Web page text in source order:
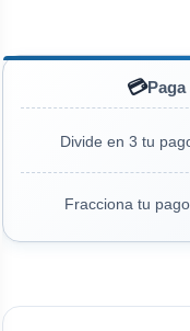
💳
Divide en 3 tu
Fracciona tu